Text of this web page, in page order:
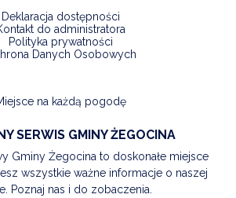
Deklaracja dostępności
do administratora
Polityka prywatności
Danych Osobowych
na każdą pogodę
SERWIS GMINY ŻEGOCINA
Gminy Żegocina to doskonałe miejsce
wszystkie ważne informacje o naszej
Poznaj nas i do zobaczenia.